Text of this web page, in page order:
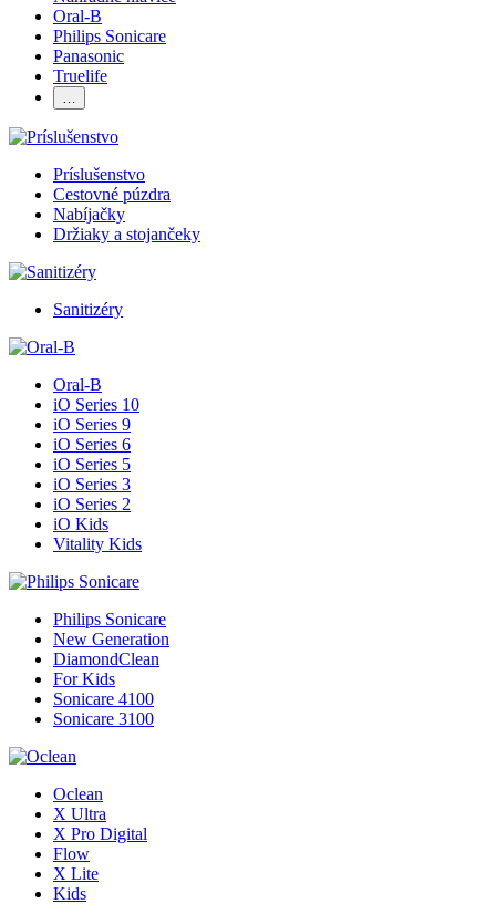
Oral-B
Philips Sonicare
Panasonic
Truelife
…
Príslušenstvo
Cestovné púzdra
Nabíjačky
Držiaky a stojančeky
Sanitizéry
Oral-B
iO Series 10
iO Series 9
iO Series 6
iO Series 5
iO Series 3
iO Series 2
iO Kids
Vitality Kids
Philips Sonicare
New Generation
DiamondClean
For Kids
Sonicare 4100
Sonicare 3100
Oclean
X Ultra
X Pro Digital
Flow
X Lite
Kids